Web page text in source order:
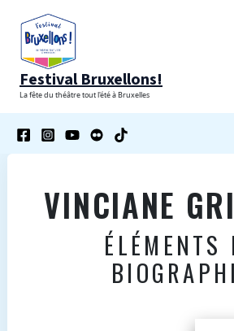
contenu
Festival Bruxellons!
La fête du théâtre tout l'été à Bruxelles
VINCIANE
ÉLÉMENTS